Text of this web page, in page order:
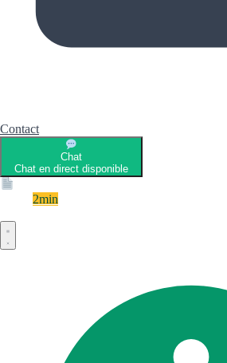
Contact
Chat
Chat en direct disponible
2min